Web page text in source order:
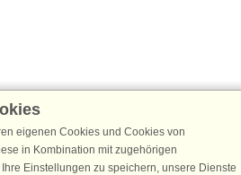
Ferienhaus-Fans an
von 25 € für Ihren nächsten
sich einfach für den DanCenter Newsletter
eigenen Cookies und Cookies von
in Kombination mit zugehörigen
Einstellungen zu speichern, unsere Dienste